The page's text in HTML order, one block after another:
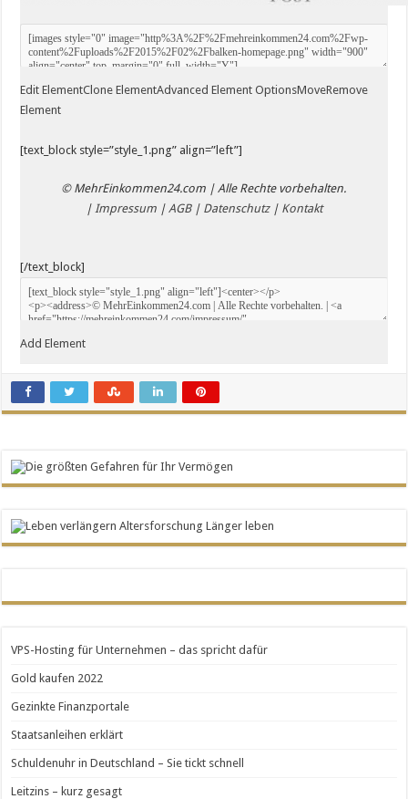
Edit ElementClone ElementAdvanced Element OptionsMoveRemove
Element
[text_block style=”style_1.png” align=”left”]
© MehrEinkommen24.com | Alle Rechte vorbehalten.
| Impressum| AGB| Datenschutz| Kontakt
[/text_block]
Add Element
VPS-Hosting für Unternehmen – das spricht dafür
Gold kaufen 2022
Gezinkte Finanzportale
Staatsanleihen erklärt
Schuldenuhr in Deutschland – Sie tickt schnell
Leitzins – kurz gesagt